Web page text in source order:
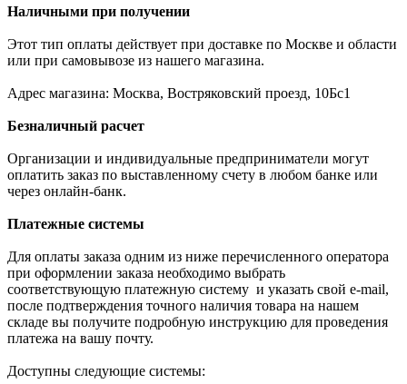
Наличными при получении
Этот тип оплаты действует при доставке по Москве и области
или при самовывозе из нашего магазина.
Адрес магазина: Москва, Востряковский проезд, 10Бс1
Безналичный расчет
Организации и индивидуальные предприниматели могут
оплатить заказ по выставленному счету в любом банке или
через онлайн-банк.
Платежные системы
Для оплаты заказа одним из ниже перечисленного оператора
при оформлении заказа необходимо выбрать
соответствующую платежную систему и указать свой e-mail,
после подтверждения точного наличия товара на нашем
складе вы получите подробную инструкцию для проведения
платежа на вашу почту.
Доступны следующие системы: